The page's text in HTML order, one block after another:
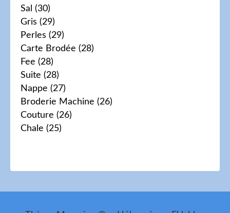
Sal (30)
Gris (29)
Perles (29)
Carte Brodée (28)
Fee (28)
Suite (28)
Nappe (27)
Broderie Machine (26)
Couture (26)
Chale (25)